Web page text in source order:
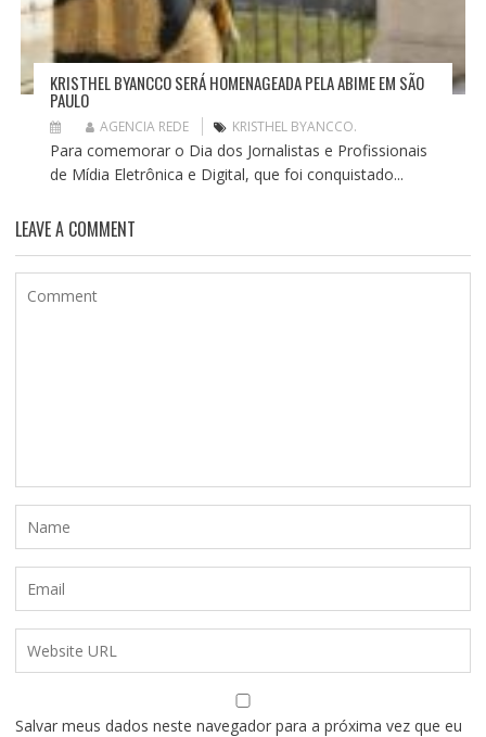
KRISTHEL BYANCCO SERÁ HOMENAGEADA PELA ABIME EM SÃO
PAULO
AGENCIA REDE KRISTHEL BYANCCO.
Para comemorar o Dia dos Jornalistas e Profissionais
de Mídia Eletrônica e Digital, que foi conquistado...
LEAVE A COMMENT
Salvar meus dados neste navegador para a próxima vez que eu